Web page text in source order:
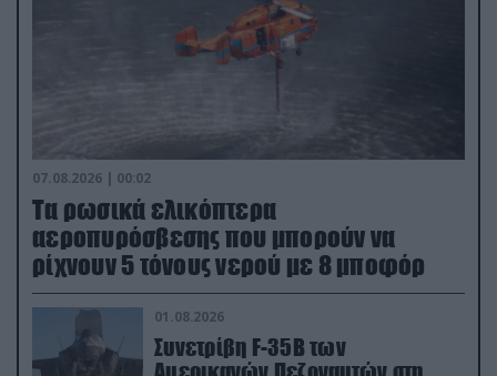
07.08.2026 | 00:02
Τα ρωσικά ελικόπτερα
αεροπυρόσβεσης που μπορούν να
ρίχνουν 5 τόνους νερού με 8 μποφόρ
01.08.2026
Συνετρίβη F-35B των